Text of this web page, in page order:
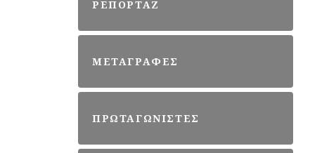
ΡΕΠΟΡΤΑΖ
ΜΕΤΑΓΡΑΦΕΣ
ΠΡΩΤΑΓΩΝΙΣΤΕΣ